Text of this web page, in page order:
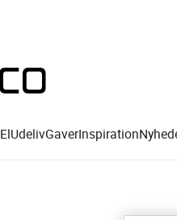
ElUdelivGaverInspiration